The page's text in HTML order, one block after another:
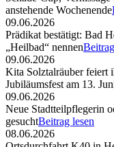
anstehende Wochenende
09.06.2026
Prädikat bestätigt: Bad
„Heilbad“ nennen
09.06.2026
Kita Solztalräuber feiert
Jubiläumsfest am 13.
09.06.2026
Neue Stadtteilpflegerin
gesuchtBeitrag lesen
08.06.2026